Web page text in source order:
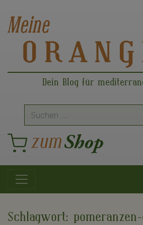
Dein Blog für
Suche
nach:
Hauptnavigation
Schlagwort: pomeranzen-